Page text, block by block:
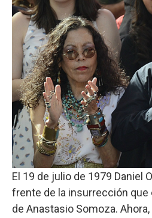
El 19 de julio de 1979 Daniel
frente de la insurrección que
de Anastasio Somoza.